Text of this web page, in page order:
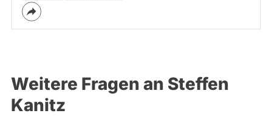
Weitere Fragen an Steffen
Kanitz